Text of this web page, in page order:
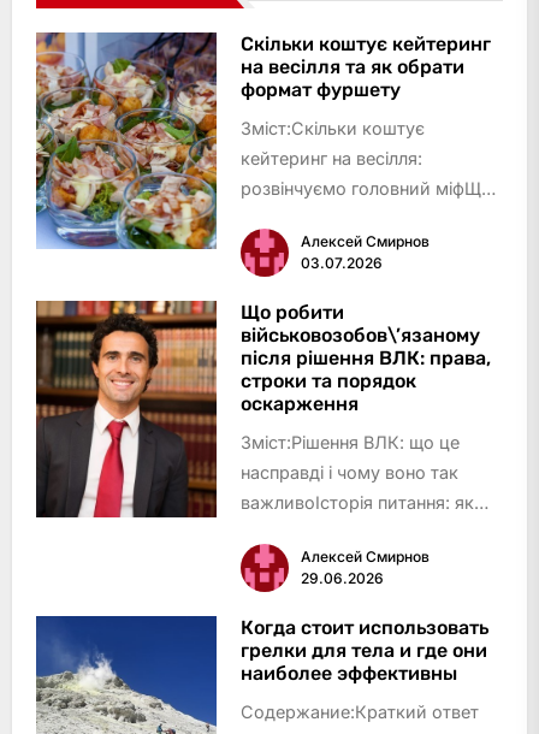
Скільки коштує кейтеринг
на весілля та як обрати
формат фуршету
Зміст:Скільки коштує
кейтеринг на весілля:
розвінчуємо головний міфЩо
план вибору кейтерингу та
формату фуршетуЩо
знадобиться для планування
кейтерингу на
весілляІнформація про
подіюБ…
Алексей Смирнов
03.07.2026
Що робити
військовозобов\’язаному
після рішення ВЛК: права,
строки та порядок
оскарження
Зміст:Рішення ВЛК: що це
насправді і чому воно так
важливоІсторія питання: як
ВЛККатегорії придатності: що
означає кожен вердиктЩо
конкретно означає кожна
категорія на практиціПрава
військо…
Алексей Смирнов
29.06.2026
Когда стоит использовать
грелки для тела и где они
наиболее эффективны
Содержание:Краткий ответ